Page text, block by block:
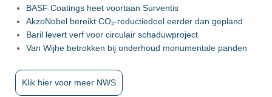
BASF Coatings heet voortaan Surventis
AkzoNobel bereikt CO₂-reductiedoel eerder dan gepland
Baril levert verf voor circulair schaduwproject
Van Wijhe betrokken bij onderhoud monumentale panden
Klik hier voor meer NWS